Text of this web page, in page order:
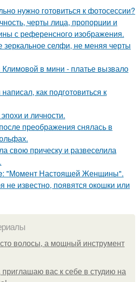
нужно готовиться к фотосессии?
черты лица, пропорции и
с референсного изображения.
зеркальное селфи, не меняя черты
в мини - платье вызвало
как подготовиться к
и личности.
преображения снялась в
свою прическу и развеселила
"Момент Настоящей Женщины".
не известно, появятся окошки или
волосы, а мощный инструмент
вас к себе в студию на